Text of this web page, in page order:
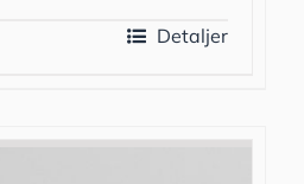
Detaljer